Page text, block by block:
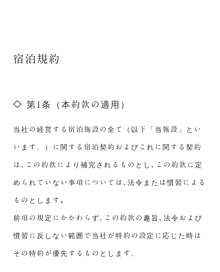
宿泊規約
第1条（本約款の適用）
当社の経営する宿泊施設の全て（以下「当施設」とい
います。）に関する宿泊契約およびこれに関する契約
は､この約款により補完されるものとし､この約款に定
められていない事項については､法令または慣習による
ものとします｡
前項の規定にかかわらず､この約款の趣旨､法令および
慣習に反しない範囲で当社が特約の設定に応じた時は
その特約が優先するものとします。